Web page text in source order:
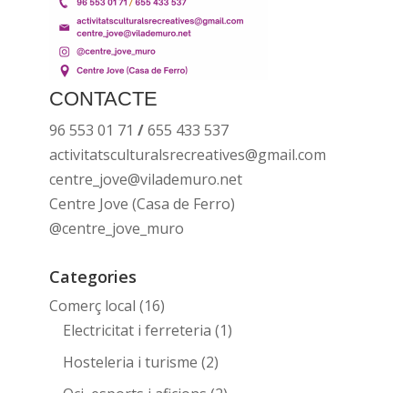
CONTACTE
96 553 01 71 /655 433 537
activitatsculturalsrecreatives@gmail.com
centre_jove@vilademuro.net
Centre Jove (Casa de Ferro)
@centre_jove_muro
Categories
Comerç local (16)
Electricitat i ferreteria (1)
Hosteleria i turisme (2)